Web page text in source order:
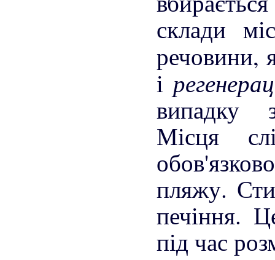
склади
речовини,
і
випадку
Місця
пляжу.
печіння.
під час